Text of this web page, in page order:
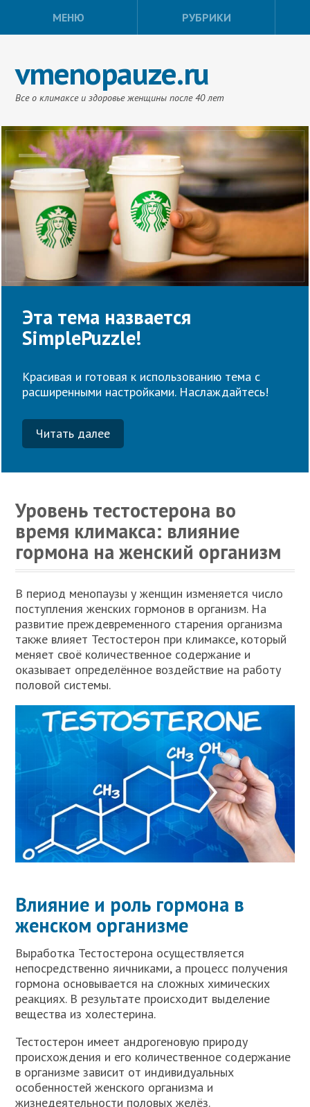
МЕНЮ РУБРИКИ
vmenopauze.ru
Все о климаксе и здоровье женщины после 40 лет
Эта тема назвается
SimplePuzzle!
Красивая и готовая к использованию тема с
расширенными настройками. Наслаждайтесь!
Читать далее
Уровень тестостерона во
время климакса: влияние
гормона на женский организм
В период менопаузы у женщин изменяется число
поступления женских гормонов в организм. На
развитие преждевременного старения организма
также влияет Тестостерон при климаксе, который
меняет своё количественное содержание и
оказывает определённое воздействие на работу
половой системы.
Влияние и роль гормона в
женском организме
Выработка Тестостерона осуществляется
непосредственно яичниками, а процесс получения
гормона основывается на сложных химических
реакциях. В результате происходит выделение
вещества из холестерина.
Тестостерон имеет андрогеновую природу
происхождения и его количественное содержание
в организме зависит от индивидуальных
особенностей женского организма и
жизнедеятельности половых желёз.